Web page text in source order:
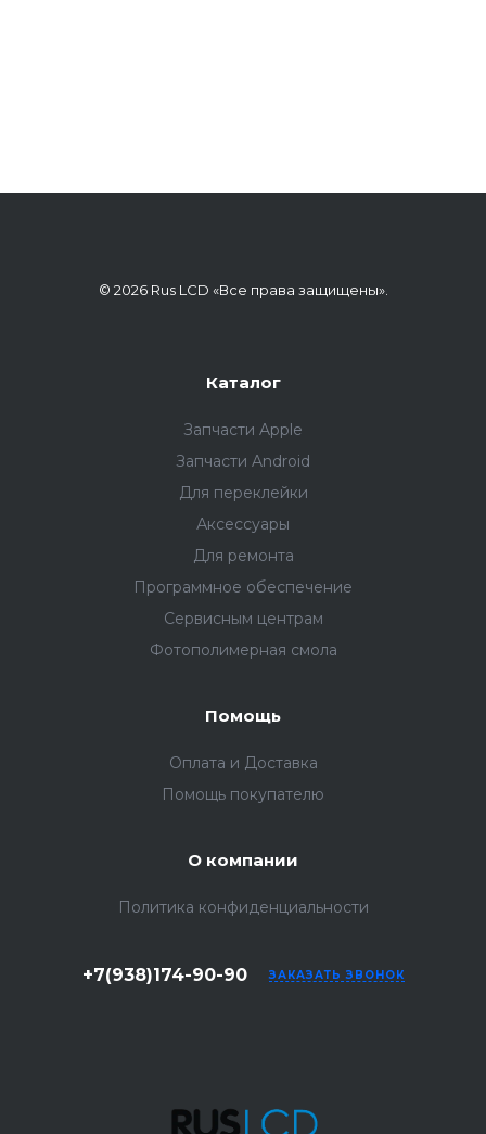
© 2026 Rus LCD «Все права защищены».
Каталог
Запчасти Apple
Запчасти Android
Для переклейки
Аксессуары
Для ремонта
Программное обеспечение
Сервисным центрам
Фотополимерная смола
Помощь
Оплата и Доставка
Помощь покупателю
О компании
Политика конфиденциальности
+7(938)174-90-90 ЗАКАЗАТЬ ЗВОНОК